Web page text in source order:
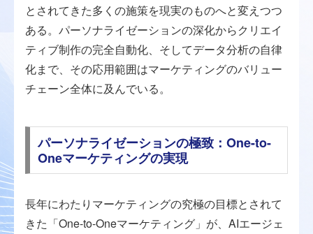
とされてきた多くの施策を現実のものへと変えつつ
ある。パーソナライゼーションの深化からクリエイ
ティブ制作の完全自動化、そしてデータ分析の自律
化まで、その応用範囲はマーケティングのバリュー
チェーン全体に及んでいる。
パーソナライゼーションの極致：One-to-
Oneマーケティングの実現
長年にわたりマーケティングの究極の目標とされて
きた「One-to-Oneマーケティング」が、AIエージェ